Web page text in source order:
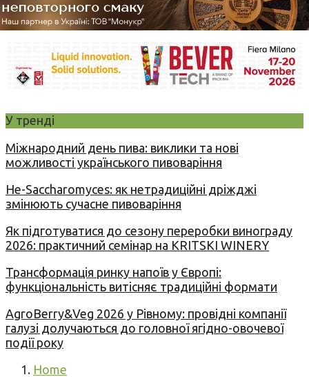
У тренді
Міжнародний день пива: виклики та нові
можливості українського пивоваріння
Не-Saccharomyces: як нетрадиційні дріжджі
змінюють сучасне пивоваріння
Як підготуватися до сезону переробки винограду
2026: практичний семінар на KRITSKI WINERY
Трансформація ринку напоїв у Європі:
функціональність витісняє традиційні формати
AgroBerry&Veg 2026 у Рівному: провідні компанії
галузі долучаються до головної ягідно-овочевої
події року
Home